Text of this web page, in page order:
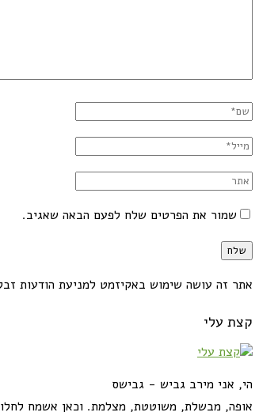
שמור את הפרטים שלח לפעם הבאה שאגיב.
אתר זה עושה שימוש באקיזמט למניעת הודעות
קצת עלי
הי, אני מירב גביש - גבישס
אופה, מבשלת, משוטטת, מצלמת. וכאן אשמח